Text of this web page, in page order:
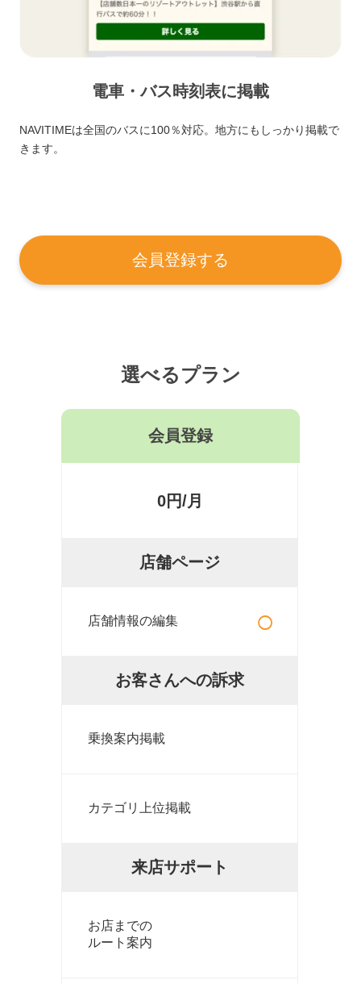
電車・バス時刻表に掲載
NAVITIMEは全国のバスに100％対応。地方にもしっかり掲載で
きます。
会員登録する
選べるプラン
会員登録
0円/月
店舗ページ
店舗情報の編集 ○
お客さんへの訴求
乗換案内掲載
カテゴリ上位掲載
来店サポート
お店までの
ルート案内